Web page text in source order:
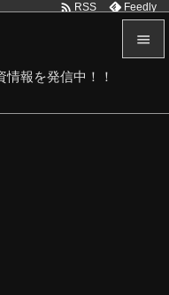
報を発信中！！

 RSS Feedly